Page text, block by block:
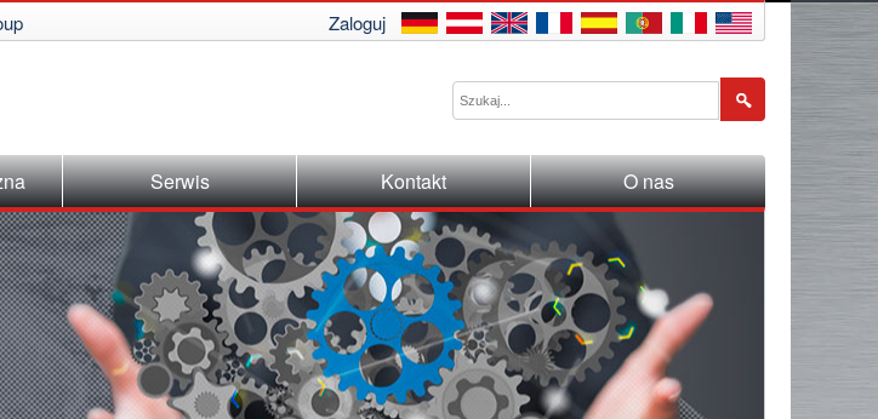
Zaloguj
Serwis Kontakt O nas